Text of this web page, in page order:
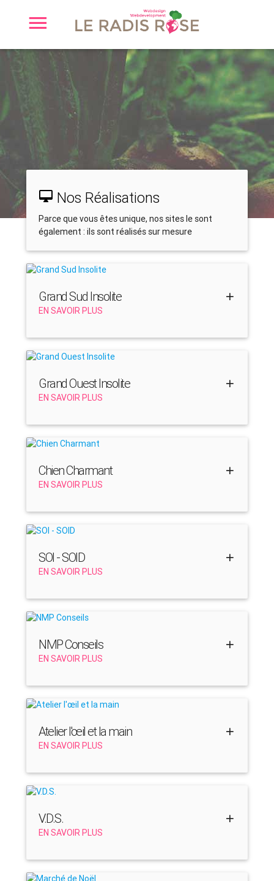
Nos Réalisations
Parce que vous êtes unique, nos sites le sont
également : ils sont réalisés sur mesure
Grand Sud Insolite
EN SAVOIR PLUS
Grand Ouest Insolite
EN SAVOIR PLUS
Chien Charmant
EN SAVOIR PLUS
SOI - SOID
EN SAVOIR PLUS
NMP Conseils
EN SAVOIR PLUS
Atelier l'œil et la main
EN SAVOIR PLUS
V.D.S.
EN SAVOIR PLUS